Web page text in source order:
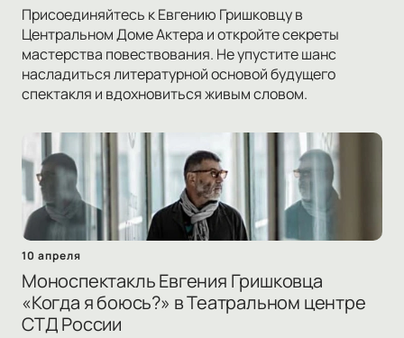
Присоединяйтесь к Евгению Гришковцу в
Центральном Доме Актера и откройте секреты
мастерства повествования. Не упустите шанс
насладиться литературной основой будущего
спектакля и вдохновиться живым словом.
10 апреля
Моноспектакль Евгения Гришковца
«Когда я боюсь?» в Театральном центре
СТД России